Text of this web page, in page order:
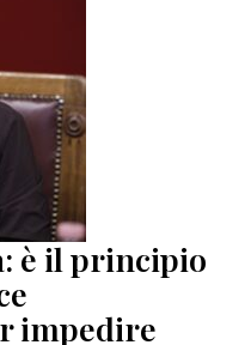
è il principio
impedire